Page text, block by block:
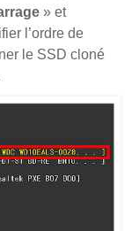
» et
l’ordre de
le SSD cloné